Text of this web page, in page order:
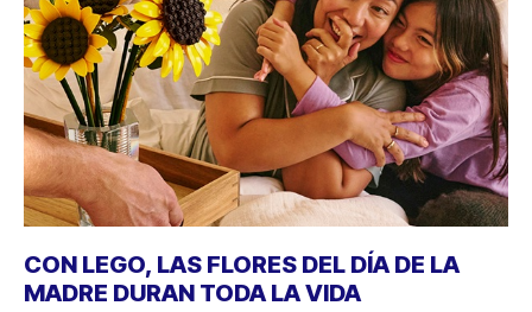
CON LEGO, LAS FLORES DEL DÍA DE LA
MADRE DURAN TODA LA VIDA